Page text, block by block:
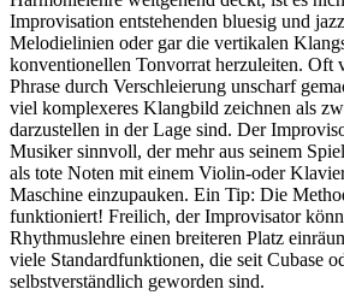
Improvisation entstehenden bluesig und
Melodielinien oder gar die vertikalen
konventionellen Tonvorrat herzuleiten. Oft
Phrase durch Verschleierung unscharf
viel komplexeres Klangbild zeichnen als
darzustellen in der Lage sind. Der
Musiker sinnvoll, der mehr aus seinem
als tote Noten mit einem Violin-oder
Maschine einzupauken. Ein Tip: Die
funktioniert! Freilich, der Improvisator
Rhythmuslehre einen breiteren Platz
viele Standardfunktionen, die seit Cubase
selbstverständlich geworden sind.